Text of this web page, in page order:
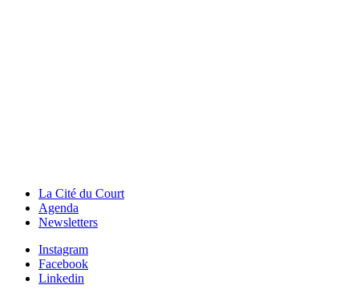
La Cité du Court
Agenda
Newsletters
Instagram
Facebook
Linkedin